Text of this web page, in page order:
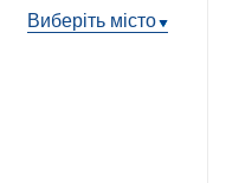
Виберіть місто